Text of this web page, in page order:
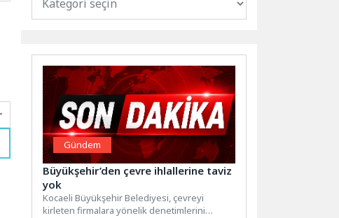
Gündem
Büyükşehir’den çevre ihlallerine taviz
yok
Kocaeli Büyükşehir Belediyesi, çevreyi
kirleten firmalara yönelik denetimlerini